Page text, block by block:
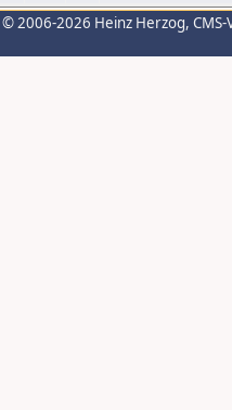
© 2006-2026 Heinz Herzog,